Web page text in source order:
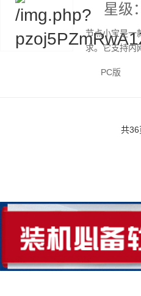
星级：
节点小宝是一
求。它支持内
PC版
共36